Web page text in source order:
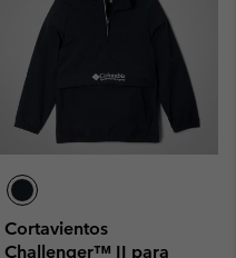
Cortavientos
Challenger™ II para